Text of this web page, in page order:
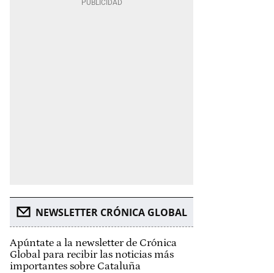
NEWSLETTER CRÓNICA GLOBAL
Apúntate a la newsletter de Crónica
Global para recibir las noticias más
importantes sobre Cataluña